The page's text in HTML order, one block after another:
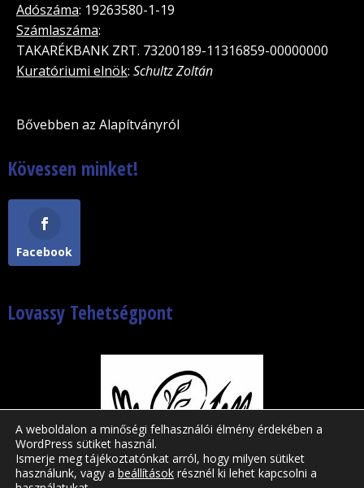
Adószáma: 19263580-1-19
Számlaszáma:
TAKARÉKBANK ZRT. 73200189-11316859-00000000
Kuratóriumi elnök: Schultz Zoltán
Bővebben az Alapítványról
Kövessen minket!
Facebook
Lovassy Tehetségpont
A weboldalon a minőségi felhasználói élmény érdekében a
WordPress sütiket használ.
Ismerje meg tájékoztatónkat arról, hogy milyen sütiket
használunk, vagy a beállítások résznél ki lehet kapcsolni a